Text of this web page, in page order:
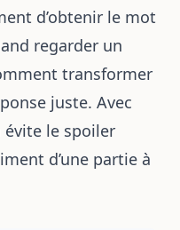
d’obtenir le mot
regarder un
transformer
juste. Avec
évite le spoiler
d’une partie à